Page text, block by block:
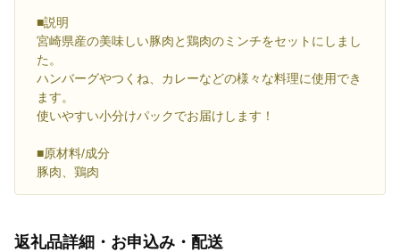
■説明
宮崎県産の美味しい豚肉と鶏肉のミンチをセットにしまし
た。
ハンバーグやつくね、カレーなどの様々な料理に使用でき
ます。
使いやすい小分けパックでお届けします！
■原材料/成分
豚肉、鶏肉
返礼品詳細・お申込み・配送